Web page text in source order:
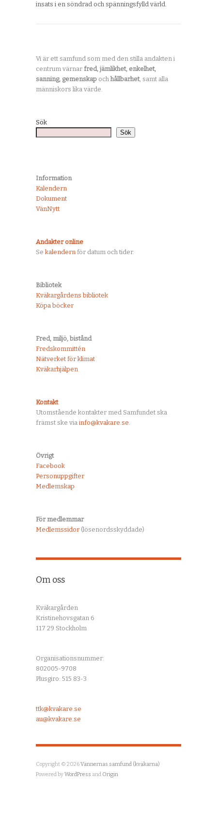
insats i en söndrad och spänningsfylld värld.
Vi är ett samfund som med den stilla andakten i
centrum värnar fred, jämlikhet, enkelhet,
sanning, gemenskap och hållbarhet, samt alla
människors lika värde.
Sök
Sök
Information
Kalendern
Dokument
VänNytt
Andakter online
Se kalendern för datum och tider.
Bibliotek
Kväkargårdens bibliotek
Köpa böcker
Fred, miljö, bistånd
Fredskommittén
Nätverket för klimat
Kväkarhjälpen
Kontakt
Utomstående kontakter med Samfundet ska
främst ske via info@kvakare.se.
Övrigt
Facebook
Personuppgifter
Medlemskap
För medlemmar
Medlemssidor (lösenordsskyddade)
Om oss
Kväkargården
Kristinehovsgatan 6
117 29 Stockholm
Organisationsnummer:
802005-9708
Plusgiro: 515 83-3
ttk@kvakare.se
au@kvakare.se
Copyright © 2026Vännernas samfund (kväkarna)
Powered byWordPress and Origin